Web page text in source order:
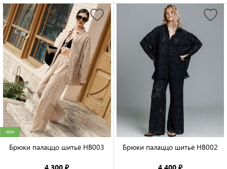
Брюки палаццо шитьё HB003 Брюки палаццо шитьё HB002